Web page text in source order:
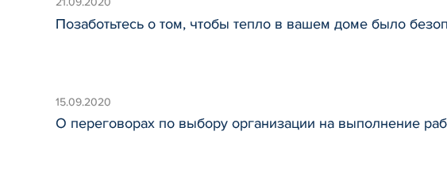
Позаботьтесь о том, чтобы тепло в вашем доме было
15.09.2020
О переговорах по выбору организации на выполнение